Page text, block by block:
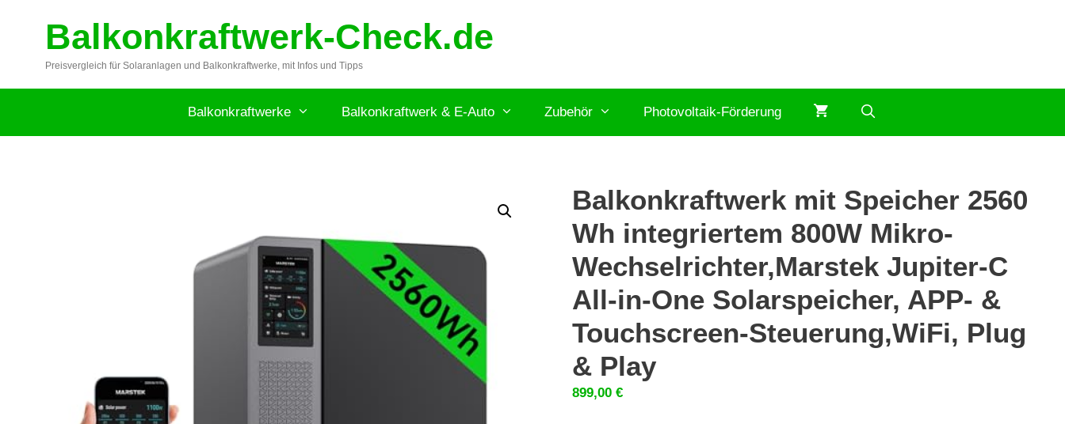
springenBalkonkraftwerk-Check.de
Preisvergleich für Solaranlagen und Balkonkraftwerke, mit Infos und Tipps
Balkonkraftwerke Balkonkraftwerk & E-Auto Zubehör Photovoltaik-Förderung
Balkonkraftwerk mit Speicher 2560
Wh integriertem 800W Mikro-
Wechselrichter,Marstek Jupiter-C
All-in-One Solarspeicher, APP- &
Touchscreen-Steuerung,WiFi, Plug
& Play
899,00 €